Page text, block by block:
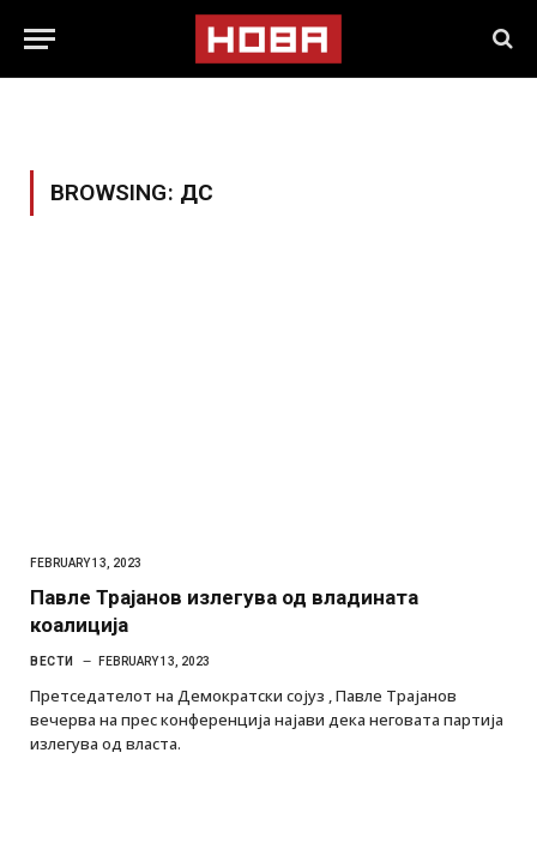
BROWSING: ДС
FEBRUARY 13, 2023
Павле Трајанов излегува од владината
коалиција
ВЕСТИ FEBRUARY 13, 2023
Претседателот на Демократски сојуз , Павле Трајанов
вечерва на прес конференција најави дека неговата партија
излегува од власта.